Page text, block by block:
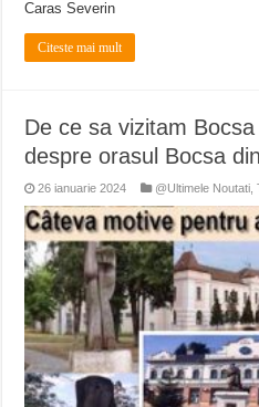
Caras Severin
Citeste mai mult
De ce sa vizitam
despre orasul Bocsa
26 ianuarie 2024 @Ultimele Noutati ,